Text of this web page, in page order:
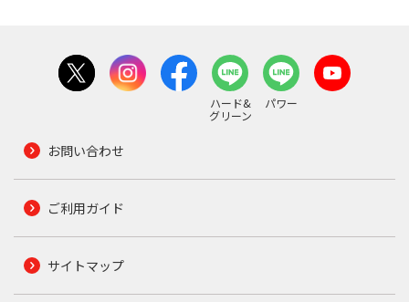
ハード&
グリーン
パワー
お問い合わせ
ご利用ガイド
サイトマップ